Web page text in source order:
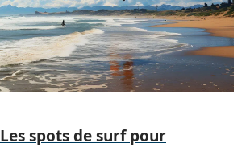
Les spots de surf pour